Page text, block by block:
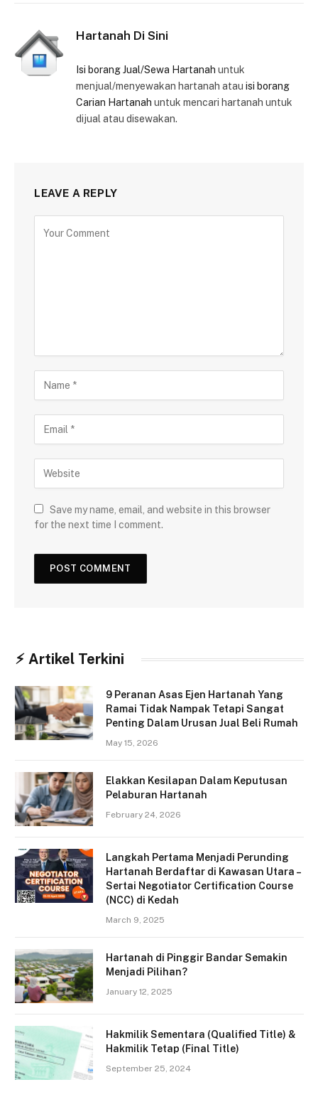
Hartanah Di Sini
Isi borang Jual/Sewa Hartanah untuk
menjual/menyewakan hartanah atau isi borang
Carian Hartanah untuk mencari hartanah untuk
dijual atau disewakan.
LEAVE A REPLY
Save my name, email, and website in this browser
for the next time I comment.
⚡︎ Artikel Terkini
9 Peranan Asas Ejen Hartanah Yang
Ramai Tidak Nampak Tetapi Sangat
Penting Dalam Urusan Jual Beli Rumah
May 15, 2026
Elakkan Kesilapan Dalam Keputusan
Pelaburan Hartanah
February 24, 2026
Langkah Pertama Menjadi Perunding
Hartanah Berdaftar di Kawasan Utara –
Sertai Negotiator Certification Course
(NCC) di Kedah
March 9, 2025
Hartanah di Pinggir Bandar Semakin
Menjadi Pilihan?
January 12, 2025
Hakmilik Sementara (Qualified Title) &
Hakmilik Tetap (Final Title)
September 25, 2024